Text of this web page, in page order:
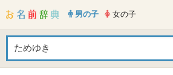
男の子 女の子